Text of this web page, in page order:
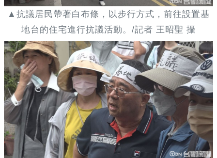
▲抗議居民帶著白布條，以步行方式，前往設置基
地台的住宅進行抗議活動。/記者 王昭聖 攝